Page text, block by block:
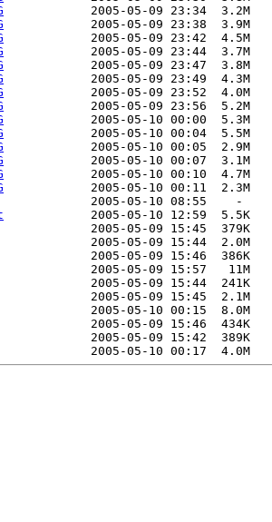
            2005-05-09 23:34  3.2M
            2005-05-09 23:38  3.9M
            2005-05-09 23:42  4.5M
            2005-05-09 23:44  3.7M
            2005-05-09 23:47  3.8M
            2005-05-09 23:49  4.3M
            2005-05-09 23:52  4.0M
            2005-05-09 23:56  5.2M
            2005-05-10 00:00  5.3M
            2005-05-10 00:04  5.5M
            2005-05-10 00:05  2.9M
            2005-05-10 00:07  3.1M
            2005-05-10 00:10  4.7M
            2005-05-10 00:11  2.3M
2005-05-10 08:55    -
            2005-05-10 12:59  5.5K
2005-05-09 15:45  379K
2005-05-09 15:44  2.0M
2005-05-09 15:46  386K
2005-05-09 15:57   11M
2005-05-09 15:44  241K
2005-05-09 15:45  2.1M
2005-05-10 00:15  8.0M
2005-05-09 15:46  434K
2005-05-09 15:42  389K